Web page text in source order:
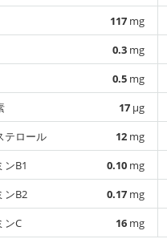
117 mg
0.3 mg
0.5 mg
17 µg
テロール
12 mg
ンB1
0.10 mg
ンB2
0.17 mg
ンC
16 mg